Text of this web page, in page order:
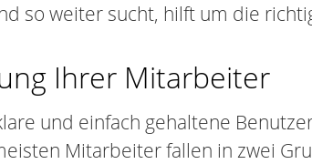
so weiter sucht, hilft um die
Ihrer Mitarbeiter
und einfach gehaltene
Mitarbeiter fallen in zwei